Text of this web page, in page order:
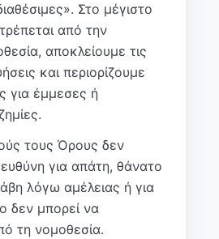
Στο μέγιστο
από την
αποκλείουμε τις
και περιορίζουμε
για έμμεσες ή
τους Όρους δεν
ευθύνη για απάτη, θάνατο
λόγω αμέλειας ή για
δεν μπορεί να
τη νομοθεσία.